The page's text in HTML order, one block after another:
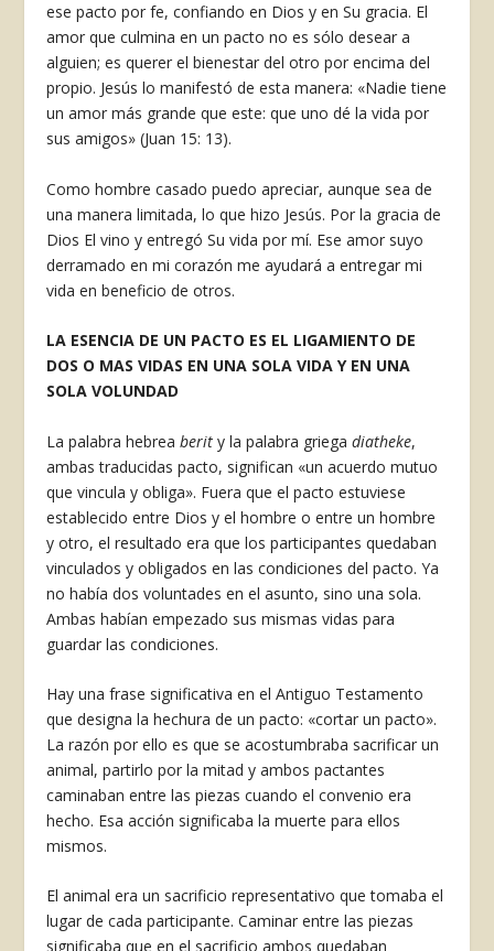
ese pacto por fe, confiando en Dios y en Su gracia. El
amor que culmina en un pacto no es sólo desear a
alguien; es querer el bienestar del otro por encima del
propio. Jesús lo manifestó de esta manera: «Nadie tie­ne
un amor más grande que este: que uno dé la vida por
sus amigos» (Juan 15: 13).
Como hombre casado puedo apre­ciar, aunque sea de
una manera limita­da, lo que hizo Jesús. Por la gracia de
Dios El vino y entregó Su vida por mí. Ese amor suyo
derramado en mi corazón me ayudará a entregar mi
vida en beneficio de otros.
LA ESENCIA DE UN PACTO ES EL LIGAMIENTO DE
DOS O MAS VI­DAS EN UNA SOLA VIDA Y EN UNA
SOLA VOLUNDAD
La palabra hebreaberit y la palabra griegadiatheke,
ambas traducidas pac­to, significan «un acuerdo mutuo
que vincula y obliga». Fuera que el pacto estuviese
establecido entre Dios y el hombre o entre un hombre
y otro, el resultado era que los participantes que­daban
vinculados y obligados en las condiciones del pacto. Ya
no había dos voluntades en el asunto, sino una sola.
Ambas habían empezado sus mis­mas vidas para
guardar las condicio­nes.
Hay una frase significativa en el An­tiguo Testamento
que designa la he­chura de un pacto: «cortar un pacto».
La razón por ello es que se acostum­braba sacrificar un
animal, partirlo por la mitad y ambos pactantes
caminaban entre las piezas cuando el convenio era
hecho. Esa acción significaba la muerte para ellos
mismos.
El animal era un sacrificio representativo que tomaba el
lugar de cada participante. Caminar entre las piezas
significaba que en el sa­crificio ambos quedaban